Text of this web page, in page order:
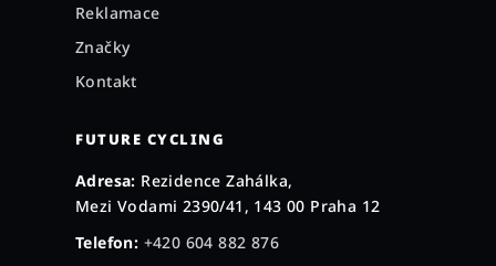
Reklamace
Značky
Kontakt
FUTURE CYCLING
Adresa: Rezidence Zahálka,
Mezi Vodami 2390/41, 143 00 Praha 12
Telefon: +420 604 882 876